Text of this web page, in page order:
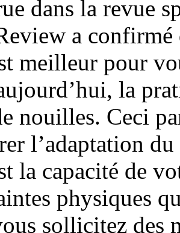
dans la revue
a confirmé
meilleur pour
la
nouilles. Ceci
l’adaptation
la capacité de
physiques
sollicitez des